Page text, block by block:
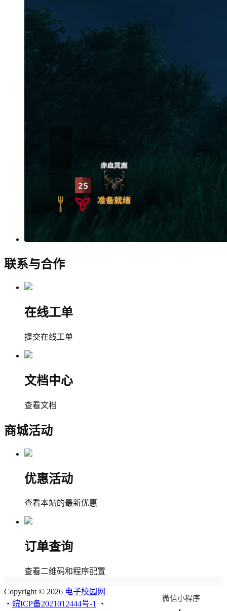
联系与合作
在线工单
提交在线工单
文档中心
查看文档
商城活动
优惠活动
查看本站的最新优惠
订单查询
查看二维码和程序配置
微信小程序
Copyright © 2026 电子校园网
・ 皖ICP备2021012444号-1 ・